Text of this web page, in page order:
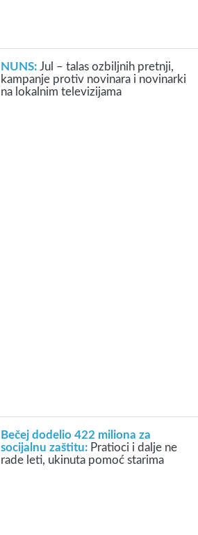
NUNS:Jul – talas ozbiljnih pretnji,
kampanje protiv novinara i novinarki
na lokalnim televizijama
Bečej dodelio 422 miliona za
socijalnu zaštitu: Pratioci i dalje ne
rade leti, ukinuta pomoć starima